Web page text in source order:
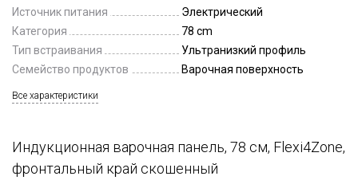
Источник питания
Электрический
Категория
78 cm
Тип встраивания
Ультранизкий профиль
Семейство продуктов
Варочная поверхность
Все характеристики
Индукционная варочная панель, 78 см, Flexi4Zone,
фронтальный край скошенный